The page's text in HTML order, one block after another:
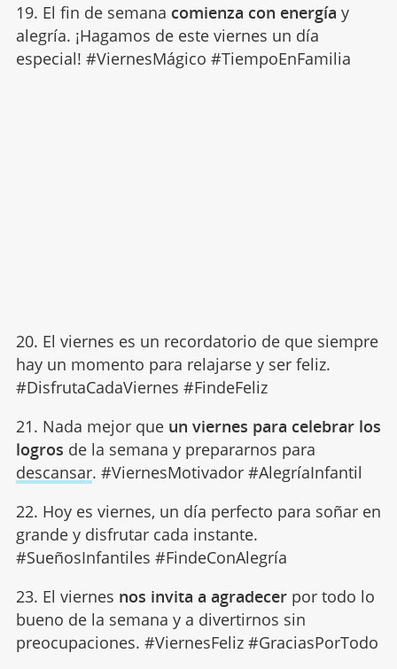
19. El fin de semana comienza con energía y
alegría. ¡Hagamos de este viernes un día
especial! #ViernesMágico #TiempoEnFamilia
20. El viernes es un recordatorio de que siempre
hay un momento para relajarse y ser feliz.
#DisfrutaCadaViernes #FindeFeliz
21. Nada mejor que un viernes para celebrar los
logros de la semana y prepararnos para
descansar. #ViernesMotivador #AlegríaInfantil
22. Hoy es viernes, un día perfecto para soñar en
grande y disfrutar cada instante.
#SueñosInfantiles #FindeConAlegría
23. El viernes nos invita a agradecerpor todo lo
bueno de la semana y a divertirnos sin
preocupaciones. #ViernesFeliz #GraciasPorTodo